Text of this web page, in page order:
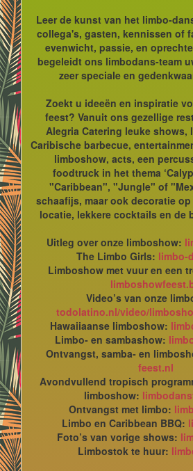
Leer de kunst van het limbo-
collega's, gasten, kennissen of
evenwicht, passie, en
begeleidt ons limbodans-team
zeer speciale en
Zoekt u ideeën en inspiratie
feest? Vanuit ons gezellige
Alegria Catering leuke shows,
Caribische barbecue,
limboshow, acts, een
foodtruck in het thema
"Caribbean", "Jungle" of
schaafijs, maar ook decoratie
locatie, lekkere cocktails en de
Uitleg over onze limboshow:
The Limbo Girls: limbo-
Limboshow met vuur en een
Video’s van onze
todolatino.nl/video/
Hawaiiaanse limboshow:
Limbo- en sambashow:
Ontvangst, samba- en
feest.nl
Avondvullend tropisch
limboshow:
Ontvangst met limbo:
Limbo en Caribbean BBQ:
Foto’s van vorige shows:
Limbostok te huur: